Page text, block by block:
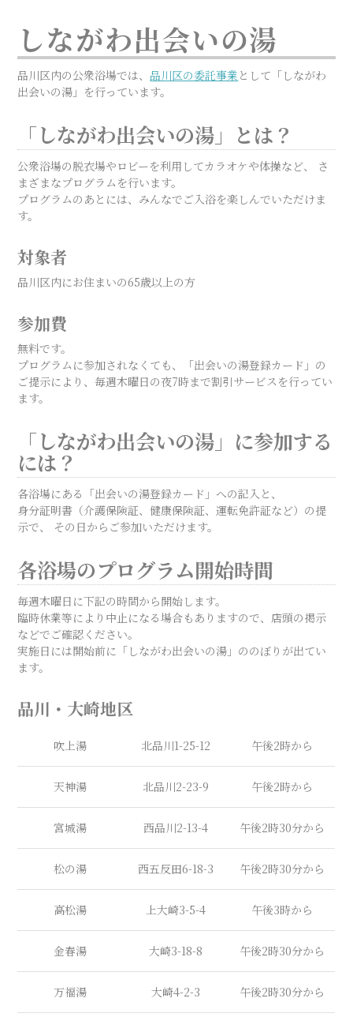
しながわ出会いの湯
品川区内の公衆浴場では、 品川区の委託事業 として「しながわ
出会いの湯」を行っています。
「しながわ出会いの湯」とは？
公衆浴場の脱衣場やロビーを利用してカラオケや体操など、 さ
まざまなプログラムを行います。
プログラムのあとには、みんなでご入浴を楽しんでいただけま
す。
対象者
品川区内にお住まいの65歳以上の方
参加費
無料です。
プログラムに参加されなくても、「出会いの湯登録カード」の
ご提示により、毎週木曜日の夜7時まで割引サービスを行ってい
ます。
「しながわ出会いの湯」に参加する
には？
各浴場にある「出会いの湯登録カード」への記入と、
身分証明書（介護保険証、健康保険証、運転免許証など）の提
示で、 その日からご参加いただけます。
各浴場のプログラム開始時間
毎週木曜日に下記の時間から開始します。
臨時休業等により中止になる場合もありますので、店頭の掲示
などでご確認ください。
実施日には開始前に「しながわ出会いの湯」ののぼりが出てい
ます。
品川・大崎地区
吹上湯 北品川1-25-12 午後2時から
天神湯 北品川2-23-9 午後2時から
宮城湯 西品川2-13-4 午後2時30分から
松の湯 西五反田6-18-3 午後2時30分から
高松湯 上大崎3-5-4 午後3時から
金春湯 大崎3-18-8 午後2時30分から
万福湯 大崎4-2-3 午後2時30分から